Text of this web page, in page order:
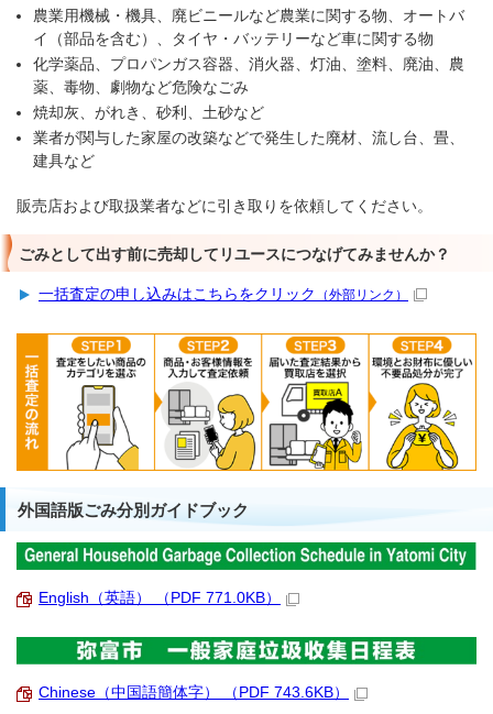
農業用機械・機具、廃ビニールなど農業に関する物、オートバ
イ（部品を含む）、タイヤ・バッテリーなど車に関する物
化学薬品、プロパンガス容器、消火器、灯油、塗料、廃油、農
薬、毒物、劇物など危険なごみ
焼却灰、がれき、砂利、土砂など
業者が関与した家屋の改築などで発生した廃材、流し台、畳、
建具など
販売店および取扱業者などに引き取りを依頼してください。
ごみとして出す前に売却してリユースにつなげてみませんか？
一括査定の申し込みはこちらをクリック （外部リンク）
外国語版ごみ分別ガイドブック
English（英語） （PDF 771.0KB）
Chinese（中国語簡体字） （PDF 743.6KB）